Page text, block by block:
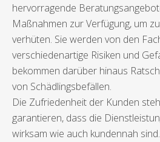
hervorragende
Maßnahmen zur Verfügung, um
verhüten. Sie werden von den
verschiedenartige Risiken und
bekommen darüber hinaus
von Schädlingsbefällen.
Die Zufriedenheit der Kunden
garantieren, dass die
wirksam wie auch kundennah